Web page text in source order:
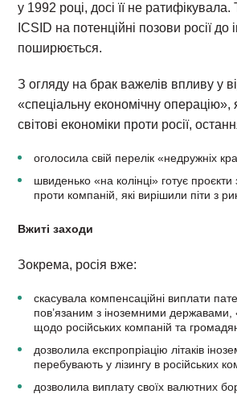
у 1992 році, досі її не
ICSID на потенційні позови росії до
поширюється.
З огляду на брак важелів впливу у
«спеціальну економічну операцію»,
світові економіки проти росії,
оголосила свій перелік «недружніх
швиденько «на колінці» готує проєкти
проти компаній, які вирішили піти з
Вжиті заходи
Зокрема, росія вже:
скасувала компенсаційні виплати
пов’язаним з іноземними державами,
щодо російських компаній та
дозволила експропріацію літаків
перебувають у лізингу в російських
дозволила виплату своїх валютних